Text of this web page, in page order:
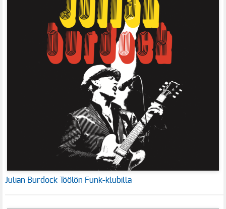
Julian Burdock Töölön Funk-klubilla